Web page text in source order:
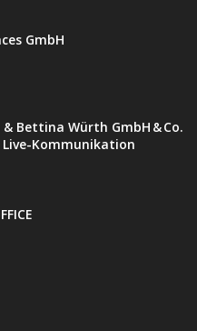
GmbH
Bettina Würth GmbH & Co.
Kommunikation